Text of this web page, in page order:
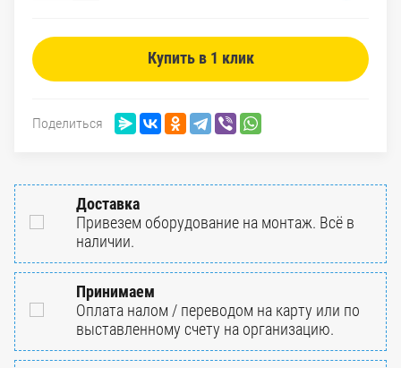
Купить в 1 клик
Поделиться
Доставка
Привезем оборудование на монтаж. Всё в
наличии.
Принимаем
Оплата налом / переводом на карту или по
выставленному счету на организацию.